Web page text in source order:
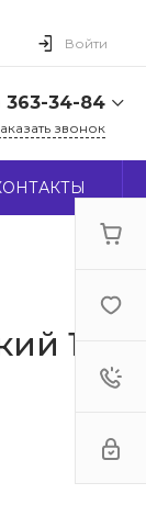
Войти
363-34-84
ул.
звонок
15